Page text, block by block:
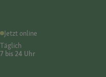
Jetzt online
Täglich
7 bis 24 Uhr